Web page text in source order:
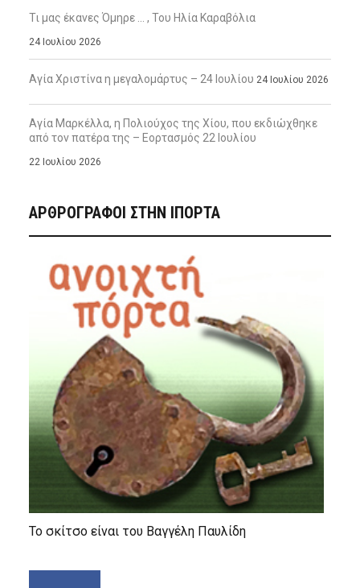
Τι μας έκανες Όμηρε … , Του Ηλία Καραβόλια
24 Ιουλίου 2026
Αγία Χριστίνα η μεγαλομάρτυς – 24 Ιουλίου 24 Ιουλίου 2026
Αγία Μαρκέλλα, η Πολιούχος της Χίου, που εκδιώχθηκε
από τον πατέρα της – Εορτασμός 22 Ιουλίου
22 Ιουλίου 2026
ΑΡΘΡΟΓΡΑΦΟΙ ΣΤΗΝ IΠΟΡΤΑ
Το σκίτσο είναι του Βαγγέλη Παυλίδη